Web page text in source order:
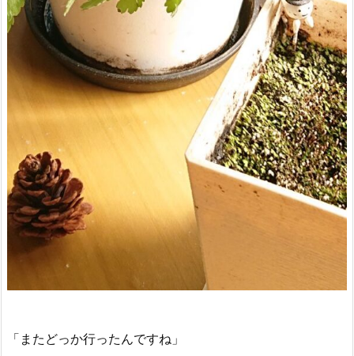
「またどっか行ったんですね」